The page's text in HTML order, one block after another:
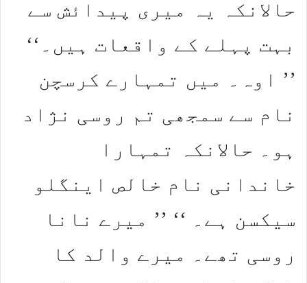
حالانکہ یہ میری پیدائش سے
بہت پہلے کے واقعات ہیں۔‘‘
’’ اوہ۔ میں تمہارے کرسچن
نام سے سمجھی تم روسی نژاد
ہو۔ حالانکہ تمہارا
خاندانی نام خالص اینگلو
سیکسن ہے۔ ‘‘ ’’ میرے نانا
روسی تھے۔ میرے والد کا